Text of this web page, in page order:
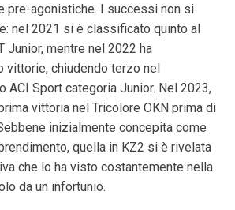
pre-agonistiche. I successi non si
nel 2021 si è classificato quinto al
Junior, mentre nel 2022 ha
vittorie, chiudendo terzo nel
ACI Sport categoria Junior. Nel 2023,
vittoria nel Tricolore OKN prima di
inizialmente concepita come
quella in KZ2 si è rivelata
che lo ha visto costantemente nella
da un infortunio.